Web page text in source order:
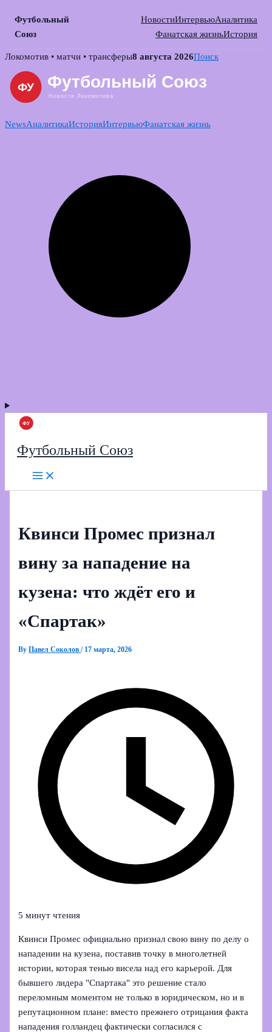
Футбольный
Союз
НовостиИнтервьюАналитика
Фанатская жизньИстория
Skip
content
Локомотив • матчи • трансферы8 августа 2026Поиск
NewsАналитикаИсторияИнтервьюФанатская жизнь
Футбольный Союз
Квинси Промес признал
вину за нападение на
кузена: что ждёт его и
«Спартак»
ByПавел Соколов/ 17 марта, 2026
5 минут чтения
Квинси Промес официально признал свою вину по делу о
нападении на кузена, поставив точку в многолетней
истории, которая тенью висела над его карьерой. Для
бывшего лидера "Спартака" это решение стало
переломным моментом не только в юридическом, но и в
репутационном плане: вместо прежнего отрицания факта
нападения голландец фактически согласился с